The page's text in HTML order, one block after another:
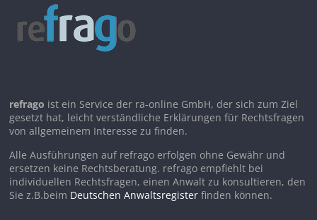
refrago ist ein Service der ra-online GmbH, der sich zum Ziel
gesetzt hat, leicht verständliche Erklärungen für Rechtsfragen
von allgemeinem Interesse zu finden.
Alle Ausführungen auf refrago erfolgen ohne Gewähr und
ersetzen keine Rechtsberatung. refrago empfiehlt bei
individuellen Rechtsfragen, einen Anwalt zu konsultieren, den
Sie z.B.beim Deutschen Anwaltsregister finden können.